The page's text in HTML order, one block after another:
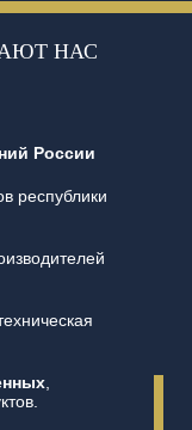
НАС
России
республики
,